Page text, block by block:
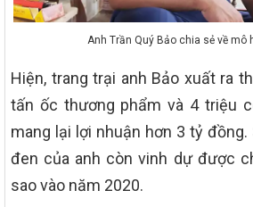
Anh Trần Quý Bảo chia sẻ về mô
Hiện, trang trại anh Bảo xuất ra
tấn ốc thương phẩm và 4 triệu
mang lại lợi nhuận hơn 3 tỷ
đen của anh còn vinh dự được
sao vào năm 2020.